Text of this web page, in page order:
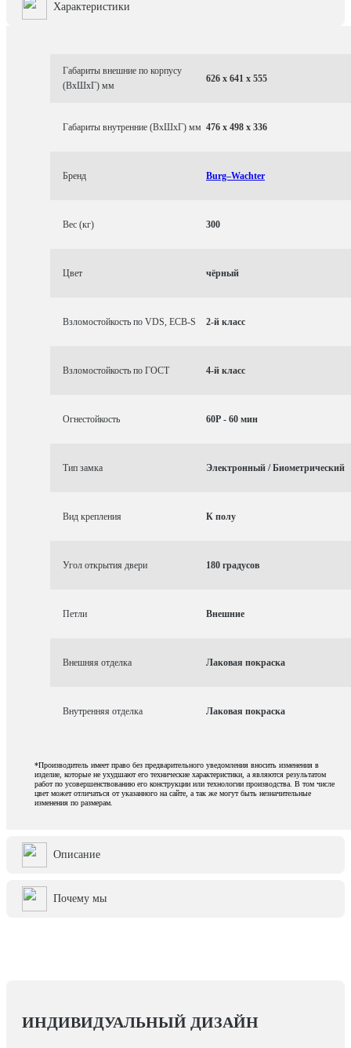
Характеристики
Габариты внешние по корпусу
(ВхШхГ) мм
626 x 641 x 555
Габариты внутренние (ВхШхГ) мм 476 x 498 x 336
Бренд Burg–Wachter
Вес (кг) 300
Цвет чёрный
Взломостойкость по VDS, ECB-S 2-й класс
Взломостойкость по ГОСТ 4-й класс
Огнестойкость 60P - 60 мин
Тип замка Электронный / Биометрический
Вид крепления К полу
Угол открытия двери 180 градусов
Петли Внешние
Внешняя отделка Лаковая покраска
Внутренняя отделка Лаковая покраска
*Производитель имеет право без предварительного уведомления вносить изменения в
изделие, которые не ухудшают его технические характеристики, а являются результатом
работ по усовершенствованию его конструкции или технологии производства. В том числе
цвет может отличаться от указанного на сайте, а так же могут быть незначительные
изменения по размерам.
Описание
Почему мы
ИНДИВИДУАЛЬНЫЙ ДИЗАЙН